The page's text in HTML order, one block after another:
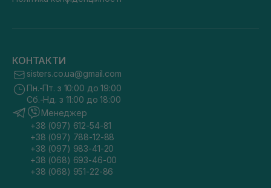
КОНТАКТИ
sisters.co.ua@gmail.com
Пн.-Пт. з 10:00 до 19:00
Сб.-Нд. з 11:00 до 18:00
Менеджер
+38 (097) 612-54-81
+38 (097) 788-12-88
+38 (097) 983-41-20
+38 (068) 693-46-00
+38 (068) 951-22-86